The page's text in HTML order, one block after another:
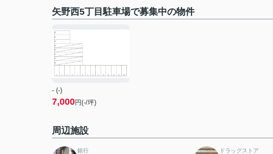
矢野西5丁目駐車場で募集中の物件
- (-)
7,000円(-/坪)
周辺施設
銀行 ドラッグストア